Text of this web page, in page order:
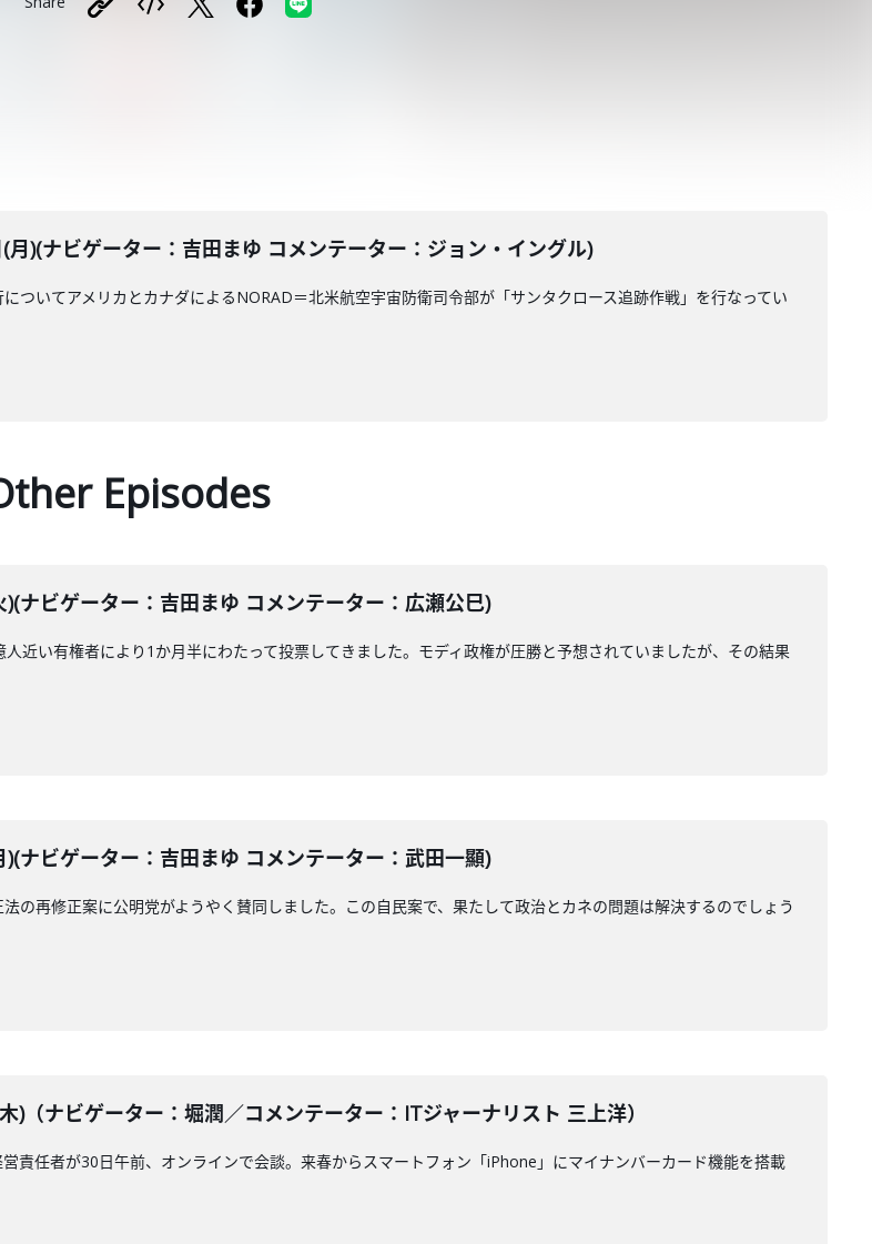
月)(ナビゲーター：吉田まゆ コメンテーター：ジョン・イングル)
ついてアメリカとカナダによるNORAD＝北米航空宇宙防衛司令部が「サンタクロース追跡作戦」を行なってい
Episodes
ナビゲーター：吉田まゆ コメンテーター：広瀬公巳)
近い有権者により1か月半にわたって投票してきました。モディ政権が圧勝と予想されていましたが、その結果
ナビゲーター：吉田まゆ コメンテーター：武田一顯)
の再修正案に公明党がようやく賛同しました。この自民案で、果たして政治とカネの問題は解決するのでしょう
)（ナビゲーター：堀潤／コメンテーター：ITジャーナリスト 三上洋）
責任者が30日午前、オンラインで会談。来春からスマートフォン「iPhone」にマイナンバーカード機能を搭載